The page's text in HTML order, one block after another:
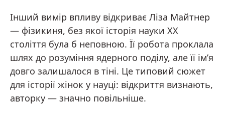
Інший вимір впливу відкриває Ліза Майтнер
— фізикиня, без якої історія науки ХХ
століття була б неповною. Її робота проклала
шлях до розуміння ядерного поділу, але її ім’я
довго залишалося в тіні. Це типовий сюжет
для історії жінок у науці: відкриття визнають,
авторку — значно повільніше.